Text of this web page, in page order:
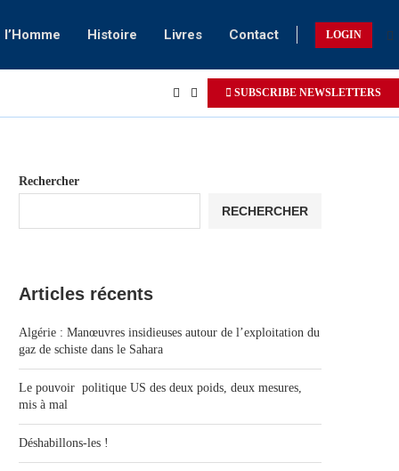
Histoire Livres Contact LOGIN
SUBSCRIBE NEWSLETTERS
Rechercher
RECHERCHER
Articles récents
Algérie : Manœuvres insidieuses autour de l’exploitation du
gaz de schiste dans le Sahara
Le pouvoir politique US des deux poids, deux mesures,
mis à mal
Déshabillons-les !